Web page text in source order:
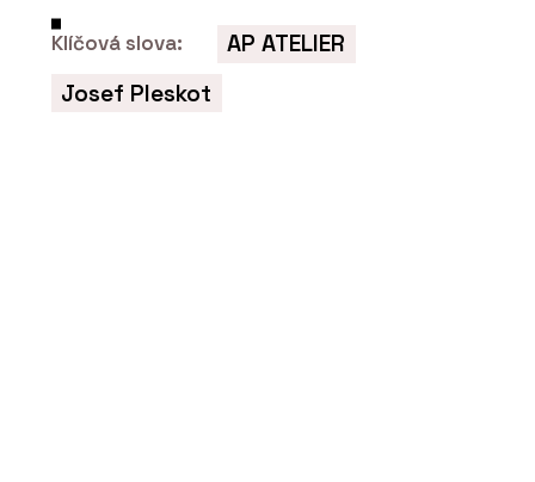
Klíčová slova:
AP ATELIER
Josef Pleskot